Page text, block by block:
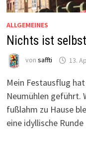
ALLGEMEINES
Nichts ist
von saffti 13.
Mein Festausflug
Neumühlen geführt.
fußlahm zu Hause
eine idyllische